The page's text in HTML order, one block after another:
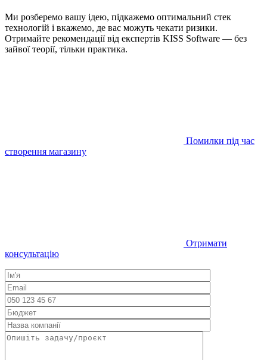
Ми розберемо вашу ідею, підкажемо оптимальний стек
технологій і вкажемо, де вас можуть чекати ризики.
Отримайте рекомендації від експертів KISS Software — без
зайвої теорії, тільки практика.
Помилки під час
створення магазину
Отримати
консультацію